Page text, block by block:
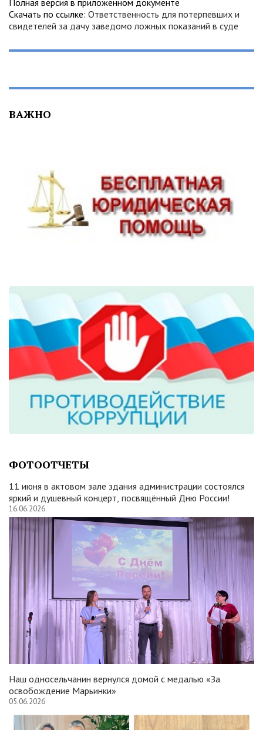
Полная версия в приложенном документе
Скачать по ссылке: Ответственность для потерпевших и
свидетелей за дачу заведомо ложных показаний в суде
ВАЖНО
ФОТООТЧЕТЫ
11 июня в актовом зале здания администрации состоялся
яркий и душевный концерт, посвящённый Дню России!
16.06.2026
Наш односельчанин вернулся домой с медалью «За
освобождение Марьинки»
05.06.2026